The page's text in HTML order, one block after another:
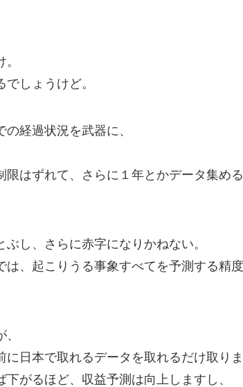
しょうけど。
経過状況を武器に、
はずれて、さらに１年とかデータ集め
し、さらに赤字になりかねない。
、起こりうる事象すべてを予測する精
日本で取れるデータを取れるだけ取りま
がるほど、収益予測は向上しますし、